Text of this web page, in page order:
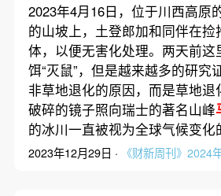
2023年4月16日，位于川西高原
的山坡上，土登郎加和同伴在捡
体，以便无害化处理。两天前这
饵“灭鼠”，但是越来越多的研究
非草地退化的原因，而是草地退
破碎的镜子照向瑞士的著名山峰
的冰川一直被视为全球气候变
2023年12月29日 · 《财新周刊》2024